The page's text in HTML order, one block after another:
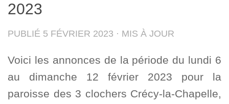
2023
PUBLIÉ 5 FÉVRIER 2023 · MIS À JOUR
Voici les annonces de la période du lundi 6
au dimanche 12 février 2023 pour la
paroisse des 3 clochers Crécy-la-Chapelle,